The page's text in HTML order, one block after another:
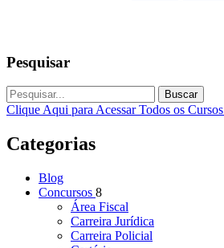
Pesquisar
Buscar
Clique Aqui para Acessar Todos os Cursos
Categorias
Blog
Concursos 8
Área Fiscal
Carreira Jurídica
Carreira Policial